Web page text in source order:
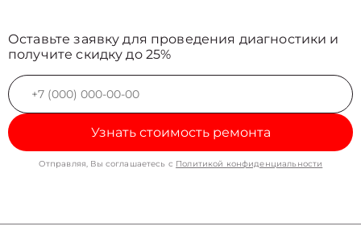
Оставьте заявку для проведения диагностики и
получите скидку до 25%
Узнать стоимость ремонта
Отправляя, Вы соглашаетесь с Политикой конфиденциальности